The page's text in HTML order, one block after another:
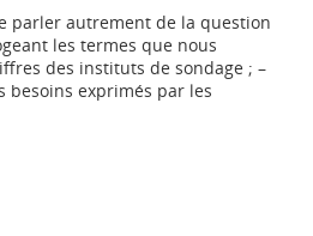
parler autrement de la question
les termes que nous
des instituts de sondage ; –
besoins exprimés par les